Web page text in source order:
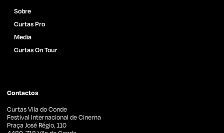
Sobre
Curtas Pro
Media
Catálogo de Filmes
Curtas On Tour
Contactos
Curtas Vila do Conde
Festival Internacional de Cinema
Praça José Régio, 110